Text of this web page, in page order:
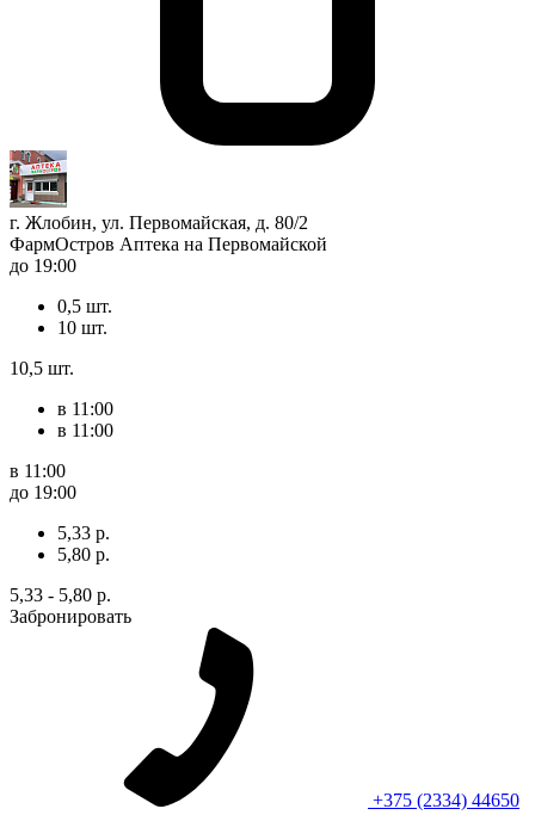
г. Жлобин, ул. Первомайская, д. 80/2
ФармОстров Аптека на Первомайской
до 19:00
0,5 шт.
10 шт.
10,5 шт.
в 11:00
в 11:00
в 11:00
до 19:00
5,33 р.
5,80 р.
5,33 - 5,80 р.
Забронировать
+375 (2334) 44650